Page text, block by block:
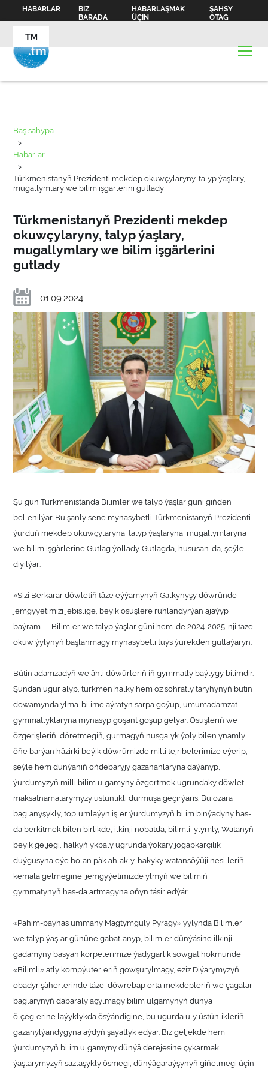
HABARLAR
BIZ
BARADA
HABARLAŞMAK
ÜÇIN
ŞAHSY
OTAG
TM
Baş sahypa
>
Habarlar
>
Türkmenistanyň Prezidenti mekdep okuwçylaryny, talyp ýaşlary,
mugallymlary we bilim işgärlerini gutlady
Türkmenistanyň Prezidenti mekdep
okuwçylaryny, talyp ýaşlary,
mugallymlary we bilim işgärlerini
gutlady
01.09.2024
Şu gün Türkmenistanda Bilimler we talyp ýaşlar güni giňden
bellenilýär. Bu şanly sene mynasybetli Türkmenistanyň Prezidenti
ýurduň mekdep okuwçylaryna, talyp ýaşlaryna, mugallymlaryna
we bilim işgärlerine Gutlag ýollady. Gutlagda, hususan-da, şeýle
diýilýär:
«Sizi Berkarar döwletiň täze eýýamynyň Galkynyşy döwründe
jemgyýetimizi jebislige, beýik ösüşlere ruhlandyrýan ajaýyp
baýram — Bilimler we talyp ýaşlar güni hem-de 2024-2025-nji täze
okuw ýylynyň başlanmagy mynasybetli tüýs ýürekden gutlaýaryn.
Bütin adamzadyň we ähli döwürleriň iň gymmatly baýlygy bilimdir.
Şundan ugur alyp, türkmen halky hem öz şöhratly taryhynyň bütin
dowamynda ylma-bilime aýratyn sarpa goýup, umumadamzat
gymmatlyklaryna mynasyp goşant goşup gelýär. Ösüşleriň we
özgerişleriň, döretmegiň, gurmagyň nusgalyk ýoly bilen ynamly
öňe barýan häzirki beýik döwrümizde milli tejribelerimize eýerip,
şeýle hem dünýäniň öňdebaryjy gazananlaryna daýanyp,
ýurdumyzyň milli bilim ulgamyny özgertmek ugrundaky döwlet
maksatnamalarymyzy üstünlikli durmuşa geçirýäris. Bu özara
baglanyşykly, toplumlaýyn işler ýurdumyzyň bilim binýadyny has-
da berkitmek bilen birlikde, ilkinji nobatda, bilimli, ylymly, Watanyň
beýik geljegi, halkyň ykbaly ugrunda ýokary jogapkärçilik
duýgusyna eýe bolan päk ahlakly, hakyky watansöýüji nesilleriň
kemala gelmegine, jemgyýetimizde ylmyň we bilimiň
gymmatynyň has-da artmagyna oňyn täsir edýär.
«Pähim-paýhas ummany Magtymguly Pyragy» ýylynda Bilimler
we talyp ýaşlar gününe gabatlanyp, bilimler dünýäsine ilkinji
gadamyny basýan körpelerimize ýadygärlik sowgat hökmünde
«Bilimli» atly kompýuterleriň gowşurylmagy, eziz Diýarymyzyň
obadyr şäherlerinde täze, döwrebap orta mekdepleriň we çagalar
baglarynyň dabaraly açylmagy bilim ulgamynyň dünýä
ölçeglerine laýyklykda ösýändigine, bu ugurda uly üstünlikleriň
gazanylýandygyna aýdyň şaýatlyk edýär. Biz geljekde hem
ýurdumyzyň bilim ulgamyny dünýä derejesine çykarmak,
ýaşlarymyzyň sazlaşykly ösmegi, dünýägaraýşynyň giňelmegi üçin